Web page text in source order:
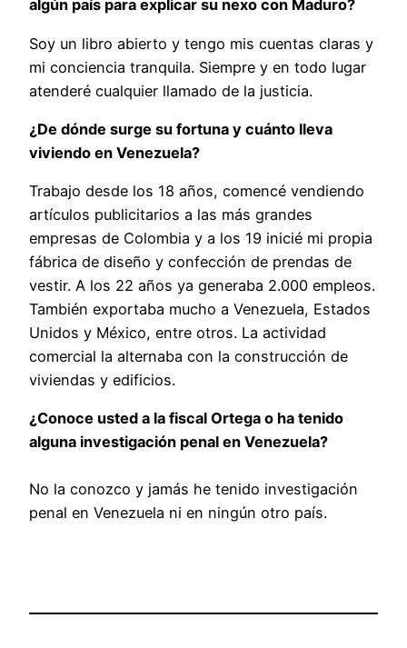
algún país para explicar su nexo con Maduro?
Soy un libro abierto y tengo mis cuentas claras y
mi conciencia tranquila. Siempre y en todo lugar
atenderé cualquier llamado de la justicia.
¿De dónde surge su fortuna y cuánto lleva
viviendo en Venezuela?
Trabajo desde los 18 años, comencé vendiendo
artículos publicitarios a las más grandes
empresas de Colombia y a los 19 inicié mi propia
fábrica de diseño y confección de prendas de
vestir. A los 22 años ya generaba 2.000 empleos.
También exportaba mucho a Venezuela, Estados
Unidos y México, entre otros. La actividad
comercial la alternaba con la construcción de
viviendas y edificios.
¿Conoce usted a la fiscal Ortega o ha tenido
alguna investigación penal en Venezuela?
No la conozco y jamás he tenido investigación
penal en Venezuela ni en ningún otro país.